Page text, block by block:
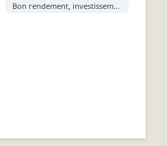
Bon rendement, investissement idéal.